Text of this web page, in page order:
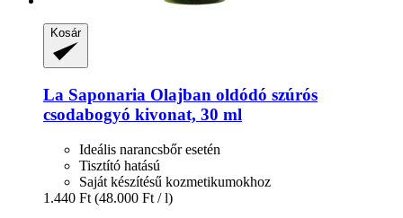
Kosár
La Saponaria Olajban oldódó szúrós
csodabogyó kivonat, 30 ml
Ideális narancsbőr esetén
Tisztító hatású
Saját készítésű kozmetikumokhoz
1.440 Ft (48.000 Ft / l)